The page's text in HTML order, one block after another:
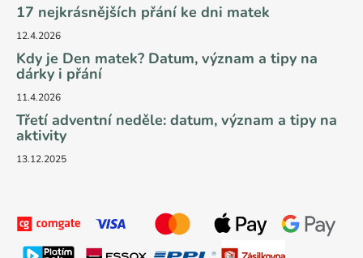
17 nejkrásnějších přání ke dni matek
12.4.2026
Kdy je Den matek? Datum, význam a tipy na
dárky i přání
11.4.2026
Třetí adventní neděle: datum, význam a tipy na
aktivity
13.12.2025